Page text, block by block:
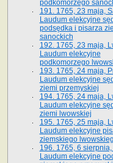
podkomorzego
191. 1765, 23 maja,
Laudum elekcyjne
podsędka i pisarza
sanockich
192. 1765, 23 maja,
Laudum elekcyjne
podkomorzego
193. 1765, 24 maja,
Laudum elekcyjne
ziemi przemyskiej
194. 1765, 24 maja,
Laudum elekcyjne
ziemi lwowskiej
195. 1765, 25 maja,
Laudum elekcyjne
ziemskiego
196. 1765, 6
Laudum elekcyjne